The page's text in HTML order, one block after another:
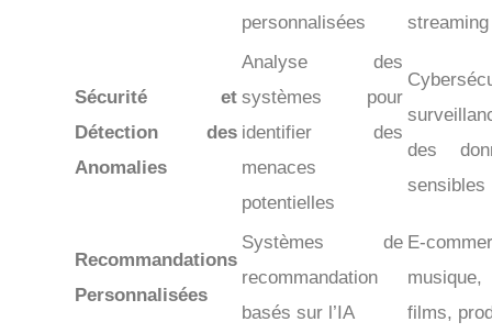
personnalisées
streaming
Sécurité et
Détection des
Anomalies
Analyse des
systèmes pour
identifier des
menaces
potentielles
des
sensibles
Recommandations
Personnalisées
Systèmes de
recommandation
basés sur l’IA
E-
musique,
films,